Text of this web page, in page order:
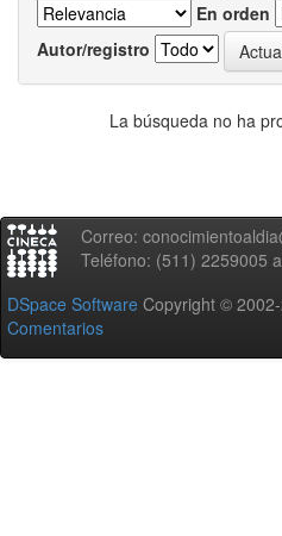
En orden
Autor/registro
La búsqueda no ha
Correo:
Teléfono: (511) 2259005
DSpace Software Copyright ©
Comentarios